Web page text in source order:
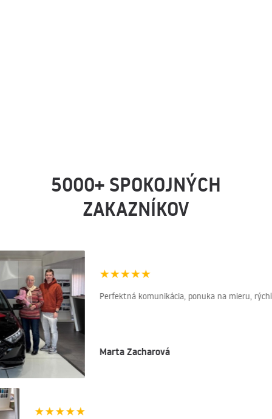
5000+ SPOKOJNÝCH
ZAKAZNÍKOV
★★★★★
Perfektná komunikácia, ponuka na mieru,
Marta Zacharová
★★★★★